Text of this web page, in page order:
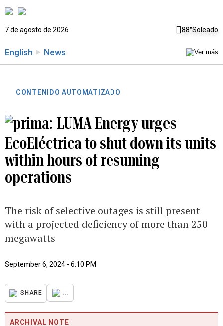
7 de agosto de 2026 88°Soleado
English News
CONTENIDO AUTOMATIZADO
LUMA Energy urges
EcoEléctrica to shut down its units
within hours of resuming
operations
The risk of selective outages is still present
with a projected deficiency of more than 250
megawatts
September 6, 2024 - 6:10 PM
SHARE ...
ARCHIVAL NOTE